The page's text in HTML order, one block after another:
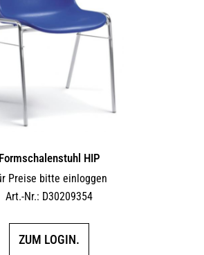
Formschalenstuhl HIP
Preise bitte einloggen
Art.-Nr.: D30209354
ZUM LOGIN.